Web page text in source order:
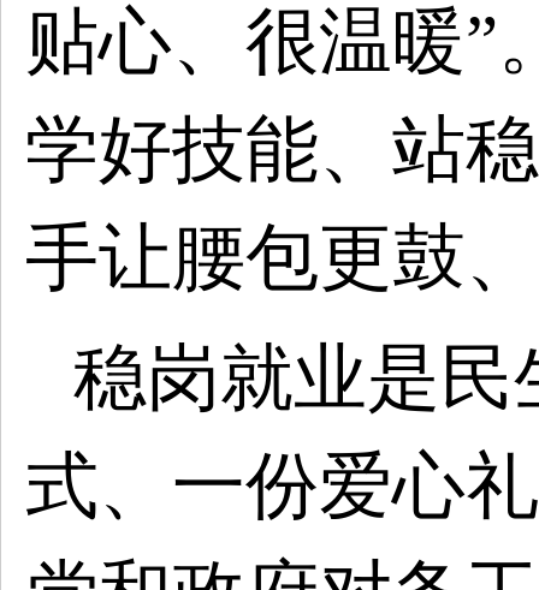
贴心、很温暖”
学好技能、站
手让腰包更鼓
稳岗就业是
式、一份爱心